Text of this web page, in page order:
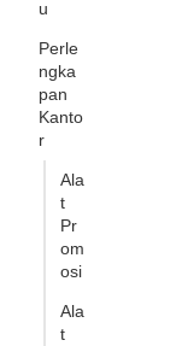
u
Perle
ngka
pan
Kanto
r
Ala
t
Pr
om
osi
Ala
t